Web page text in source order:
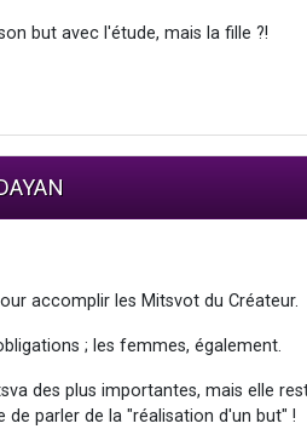
but avec l'étude, mais la fille ?!
accomplir les Mitsvot du Créateur.
; les femmes, également.
des plus importantes, mais elle
parler de la "réalisation d'un but" !